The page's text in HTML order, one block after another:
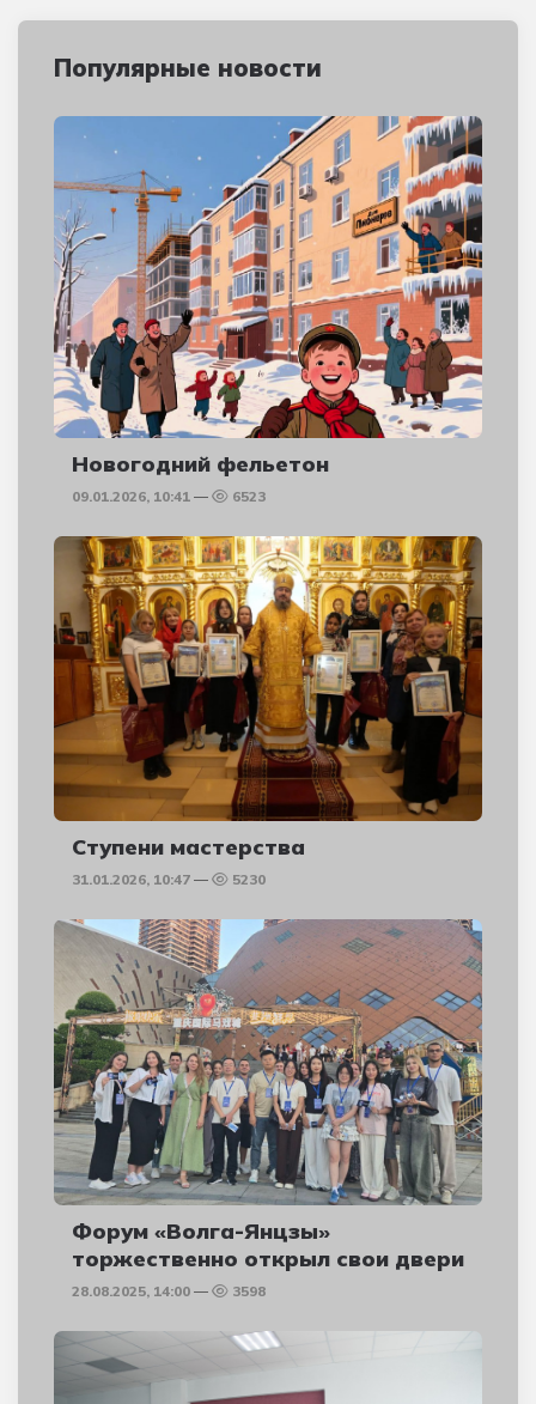
Популярные новости
Новогодний фельетон
09.01.2026, 10:41 6523
Ступени мастерства
31.01.2026, 10:47 5230
Форум «Волга-Янцзы»
торжественно открыл свои двери
28.08.2025, 14:00 3598